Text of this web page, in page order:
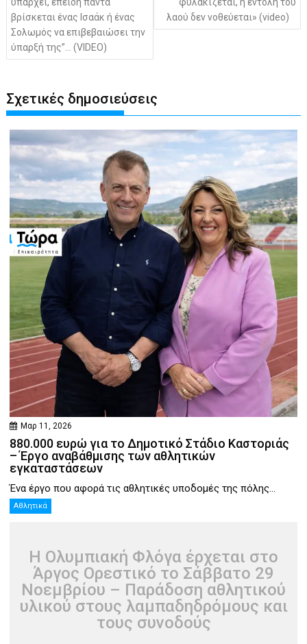
υπάρχει, επειδή πάντα
βρίσκεται ένας Ισαάκ ή ένας
Σολωμός να επιβεβαιώσει την
ύπαρξή της”… (VIDEO)
φυλακίζεται, η εντολή του
λαού δεν νοθεύεται» (video)
Σχετικές δημοσιεύσεις
Μαρ 11, 2026
880.000 ευρώ για το Δημοτικό Στάδιο Καστοριάς
– Έργο αναβάθμισης των αθλητικών
εγκαταστάσεων
Ένα έργο που αφορά τις αθλητικές υποδομές της πόλης...
Αθλητικά
Η Ολυμπιακή Φλόγα έρχεται στο
Άργος Ορεστικό το Σάββατο 29
Νοεμβρίου – Παράδοση αθλητικού
υλικού στους λαμπαδηδρόμους και
τους συνοδούς